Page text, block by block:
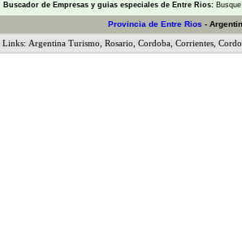
Buscador de Empresas y guias especiales de Entre Rios:
Provincia de Entre Rios -
Links: Argentina Turismo Rosario Cordoba Corrientes